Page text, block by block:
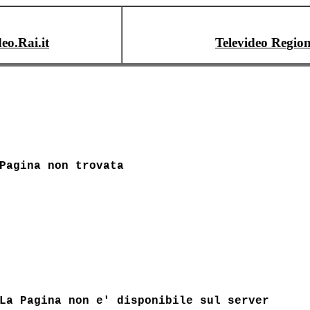
Televideo
Pagina non trovata
La Pagina non e' disponibile sul server